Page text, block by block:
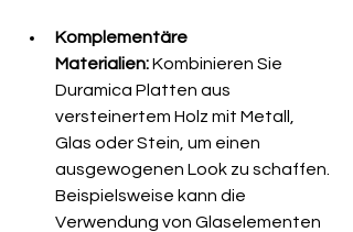
Komplementäre
Materialien: Kombinieren Sie
Duramica Platten aus
versteinertem Holz mit Metall,
Glas oder Stein, um einen
ausgewogenen Look zu schaffen.
Beispielsweise kann die
Verwendung von Glaselementen